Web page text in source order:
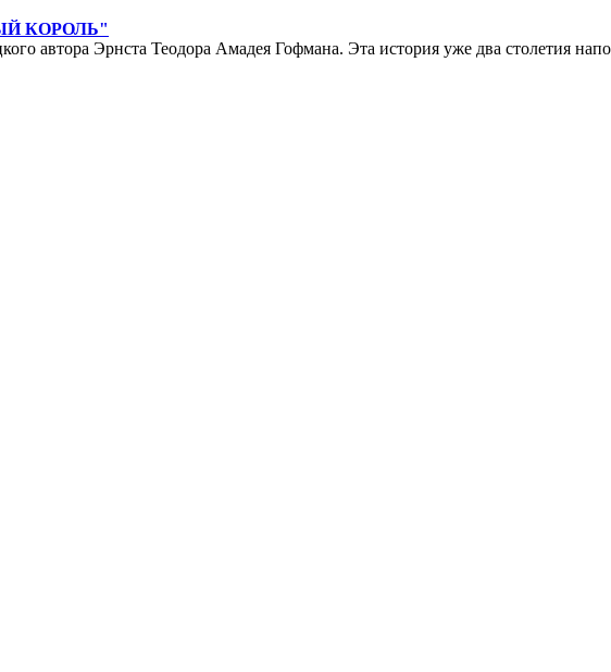
КОРОЛЬ"
автора Эрнста Теодора Амадея Гофмана. Эта история уже два столетия